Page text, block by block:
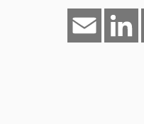
Email